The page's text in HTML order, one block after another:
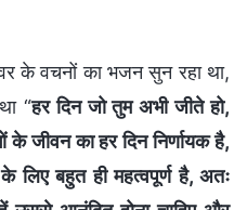
के वचनों का भजन सुन रहा था,
“हर दिन जो तुम अभी जीते हो,
जीवन का हर दिन निर्णायक है,
लिए बहुत ही महत्वपूर्ण है, अतः